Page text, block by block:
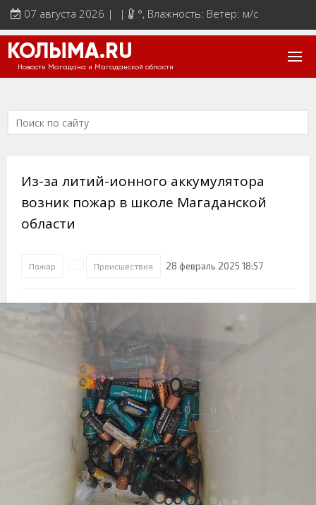
07 августа 2026 | | °, Влажность: Ветер: м/с
КОЛЫМА.RU
Новости Магадана и Магаданской области
Из-за литий-ионного аккумулятора
возник пожар в школе Магаданской
области
Пожар Происшествия 28 февраль 2025 18:57